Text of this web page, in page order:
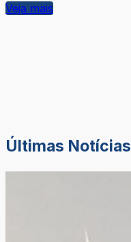
Veja mais
Últimas Notícias